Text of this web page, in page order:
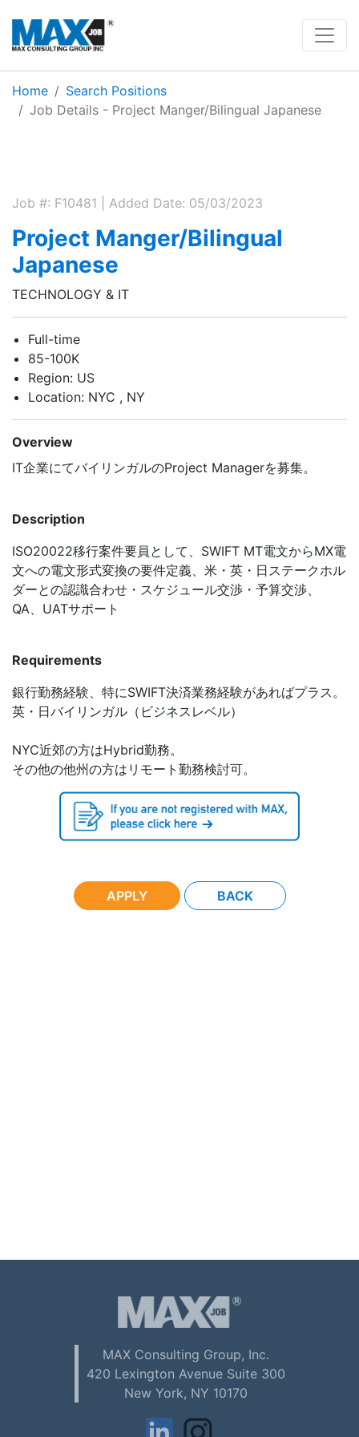
Home
Search Positions
Job Details - Project Manger/Bilingual Japanese
Job #: F10481 | Added Date: 05/03/2023
Project Manger/Bilingual
Japanese
TECHNOLOGY & IT
Full-time
85-100K
Region: US
Location: NYC , NY
Overview
IT企業にてバイリンガルのProject Managerを募集。
Description
ISO20022移行案件要員として、SWIFT MT電文からMX電
文への電文形式変換の要件定義、米・英・日ステークホル
ダーとの認識合わせ・スケジュール交渉・予算交渉、
QA、UATサポート
Requirements
銀行勤務経験、特にSWIFT決済業務経験があればプラス。
英・日バイリンガル（ビジネスレベル）
NYC近郊の方はHybrid勤務。
その他の他州の方はリモート勤務検討可。
APPLY BACK
MAX Consulting Group, Inc.
420 Lexington Avenue Suite 300
New York, NY 10170